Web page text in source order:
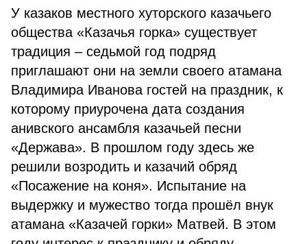
У казаков местного хуторского казачьего
общества «Казачья горка» существует
традиция – седьмой год подряд
приглашают они на земли своего атамана
Владимира Иванова гостей на праздник, к
которому приурочена дата создания
анивского ансамбля казачьей песни
«Держава». В прошлом году здесь же
решили возродить и казачий обряд
«Посажение на коня». Испытание на
выдержку и мужество тогда прошёл внук
атамана «Казачей горки» Матвей. В этом